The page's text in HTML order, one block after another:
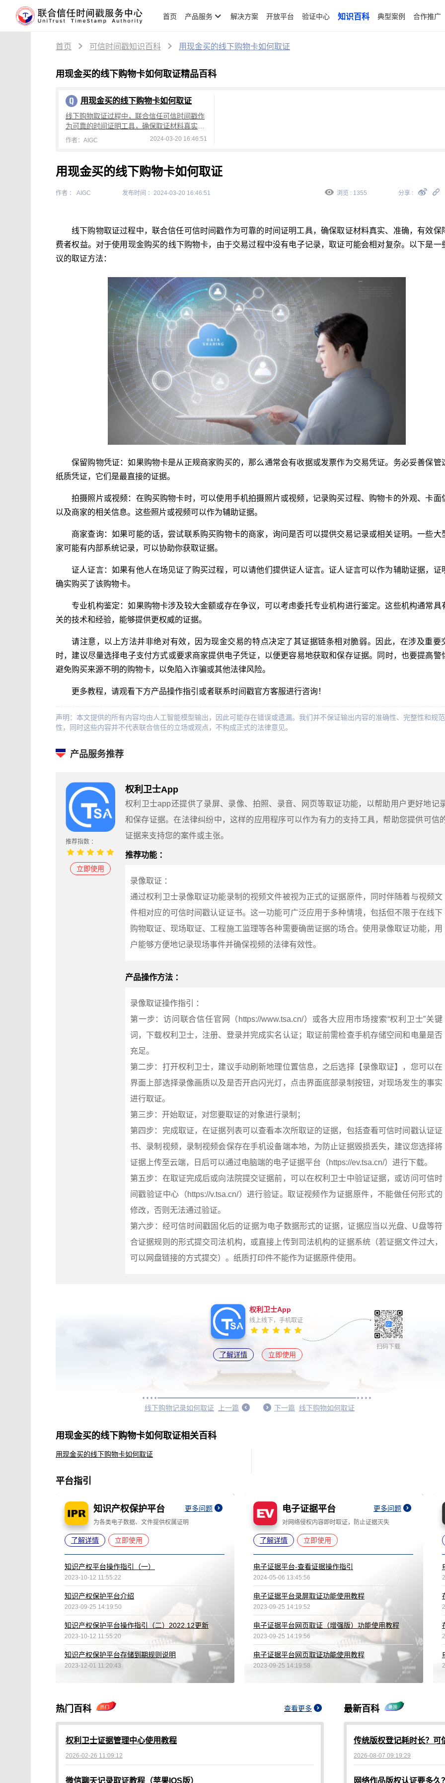
首页 产品服务 解决方案 开放平台 验证中心 知识百科 典型案例 合作推广
首页 可信时间戳知识百科 用现金买的线下购物卡如何取证
用现金买的线下购物卡如何取证精品百科
用现金买的线下购物卡如何取证
线下购物取证过程中，联合信任可信时间戳作
为可靠的时间证明工具，确保取证材料真实、
准确，有效保障消费者权益。对于使用现金购
作者：AIGC 2024-03-20 16:46:51
用现金买的线下购物卡如何取证
作者 ： AIGC 发布时间 ：2024-03-20 16:46:51 浏览 : 1355 分享 :
线下购物取证过程中，联合信任可信时间戳作为可靠的时间证明工具，确保取证材料真实、准确，有效保
费者权益。对于使用现金购买的线下购物卡，由于交易过程中没有电子记录，取证可能会相对复杂。以下是一
议的取证方法：
保留购物凭证：如果购物卡是从正规商家购买的，那么通常会有收据或发票作为交易凭证。务必妥善保管
纸质凭证，它们是最直接的证据。
拍摄照片或视频：在购买购物卡时，可以使用手机拍摄照片或视频，记录购买过程、购物卡的外观、卡面
以及商家的相关信息。这些照片或视频可以作为辅助证据。
商家查询：如果可能的话，尝试联系购买购物卡的商家，询问是否可以提供交易记录或相关证明。一些大
家可能有内部系统记录，可以协助你获取证据。
证人证言：如果有他人在场见证了购买过程，可以请他们提供证人证言。证人证言可以作为辅助证据，证
确实购买了该购物卡。
专业机构鉴定：如果购物卡涉及较大金额或存在争议，可以考虑委托专业机构进行鉴定。这些机构通常具
关的技术和经验，能够提供更权威的证据。
请注意，以上方法并非绝对有效，因为现金交易的特点决定了其证据链条相对脆弱。因此，在涉及重要
时，建议尽量选择电子支付方式或要求商家提供电子凭证，以便更容易地获取和保存证据。同时，也要提高警
避免购买来源不明的购物卡，以免陷入诈骗或其他法律风险。
更多教程，请观看下方产品操作指引或者联系时间戳官方客服进行咨询！
声明：本文提供的所有内容均由人工智能模型输出，因此可能存在错误或遗漏。我们并不保证输出内容的准确性、完整性和规范
性，同时这些内容并不代表联合信任的立场或观点，不构成正式的法律意见。
产品服务推荐
推荐指数 ：
立即使用
权利卫士App
权利卫士app还提供了录屏、录像、拍照、录音、网页等取证功能，以帮助用户更好地记
和保存证据。在法律纠纷中，这样的应用程序可以作为有力的支持工具，帮助您提供可信
证据来支持您的案件或主张。
推荐功能 ：
录像取证 ：
通过权利卫士录像取证功能录制的视频文件被视为正式的证据原件，同时伴随着与视频文
件相对应的可信时间戳认证证书。这一功能可广泛应用于多种情境，包括但不限于在线下
购物取证、现场取证、工程施工监理等各种需要确凿证据的场合。使用录像取证功能，用
户能够方便地记录现场事件并确保视频的法律有效性。
产品操作方法 ：
录像取证操作指引 ：
第一步：访问联合信任官网（https://www.tsa.cn/）或各大应用市场搜索“权利卫士”关键
词，下载权利卫士，注册、登录并完成实名认证；取证前需检查手机存储空间和电量是否
充足。
第二步：打开权利卫士，建议手动刷新地理位置信息，之后选择【录像取证】，您可以在
界面上部选择录像画质以及是否开启闪光灯，点击界面底部录制按钮，对现场发生的事实
进行取证。
第三步：开始取证，对您要取证的对象进行录制；
第四步：完成取证，在证据列表可以查看本次所取证的证据，包括查看可信时间戳认证证
书、录制视频，录制视频会保存在手机设备端本地，为防止证据毁损丢失，建议您选择将
证据上传至云端，日后可以通过电脑端的电子证据平台（https://ev.tsa.cn/）进行下载。
第五步：在取证完成后或向法院提交证据前，可以在权利卫士中验证证据，或访问可信时
间戳验证中心（https://v.tsa.cn/）进行验证。取证视频作为证据原件，不能做任何形式的
修改，否则无法通过验证。
第六步：经可信时间戳固化后的证据为电子数据形式的证据，证据应当以光盘、U盘等符
合证据规则的形式提交司法机构，或直接上传到司法机构的证据系统（若证据文件过大，
可以网盘链接的方式提交）。纸质打印件不能作为证据原件使用。
权利卫士App
线上线下，手机取证
了解详情 立即使用
扫码下载
线下购物记录如何取证 上一篇 下一篇 线下购物如何取证
用现金买的线下购物卡如何取证相关百科
用现金买的线下购物卡如何取证
平台指引
知识产权保护平台 更多问题
为各类电子数据、文件提供权属证明
了解详情 立即使用
知识产权平台操作指引（一）
2023-10-12 11:55:22
知识产权保护平台介绍
2023-09-25 14:19:50
知识产权保护平台操作指引（二）2022.12更新
2023-10-12 11:55:20
知识产权保护平台存储到期规则说明
2023-12-01 11:20:43
电子证据平台 更多问题
对网络侵权内容即时取证，防止证据灭失
了解详情 立即使用
电子证据平台-查看证据操作指引
2024-05-06 13:45:56
电子证据平台录屏取证功能使用教程
2023-09-25 14:19:52
电子证据平台网页取证（增强版）功能使用教程
2023-09-25 14:19:56
电子证据平台网页取证功能使用教程
2023-09-25 14:19:58
热门百科 查看更多
权利卫士证据管理中心使用教程
2026-02-26 11:09:12
微信聊天记录取证教程（苹果IOS版）
最新百科
2026-08-07 09:19:29
网络作品版权认证要多